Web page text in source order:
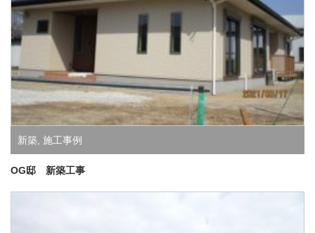
新築 施工事例
OG邸 新築工事